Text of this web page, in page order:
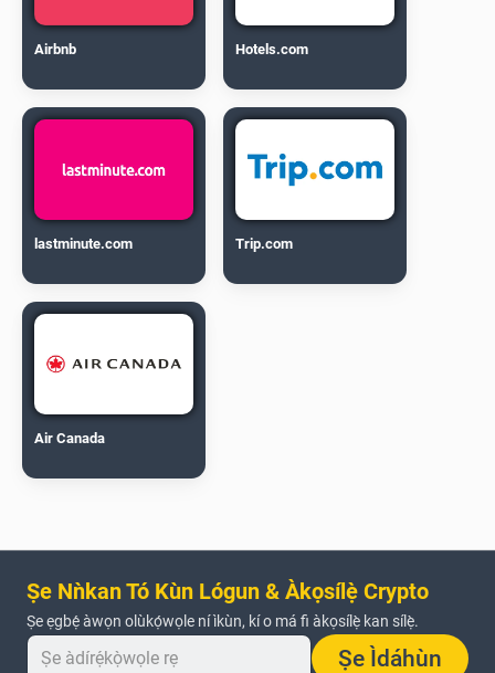
Airbnb Hotels.com
lastminute.com Trip.com
Air Canada
Ṣe Nǹkan Tó Kùn Lógun & Àkọsílẹ̀ Crypto
Ṣe ẹgbẹ́ àwọn olùkọ́wọle ní ìkùn, kí o má fi àkọsílẹ̀ kan sílẹ̀.
Ṣe Ìdáhùn